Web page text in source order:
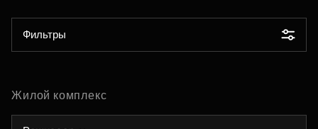
Фильтры
Жилой комплекс